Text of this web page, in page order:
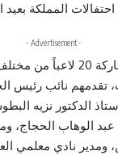
المملكة بعيد
- Advertisement -
وشهدت البطولة مشاركة 20
نائب رئيس
الدكتور نزيه
الوهاب الحجاج،
ومدير نادي معلمي